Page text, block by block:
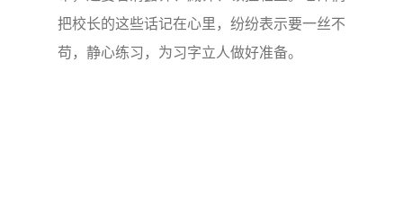
把校长的这些话记在心里，纷纷表示要一丝不
苟，静心练习，为习字立人做好准备。